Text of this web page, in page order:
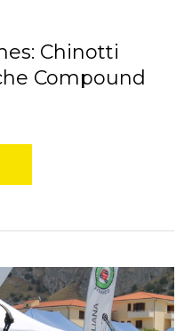
Chinotti
Compound